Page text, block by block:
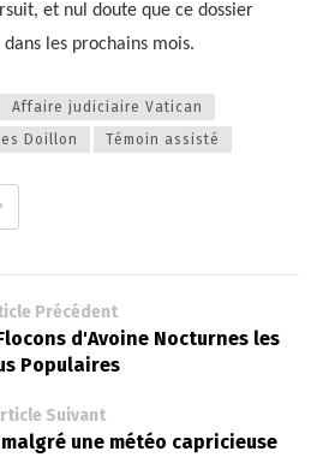
et nul doute que ce dossier
les prochains mois.
Affaire judiciaire Vatican
Doillon Témoin assisté
Précédent
d'Avoine Nocturnes les
Populaires
Suivant
une météo capricieuse